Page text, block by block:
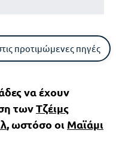
προτιμώμενες πηγές
να έχουν
τωνΤζέιμς
, ωστόσο οι Μαϊάμι